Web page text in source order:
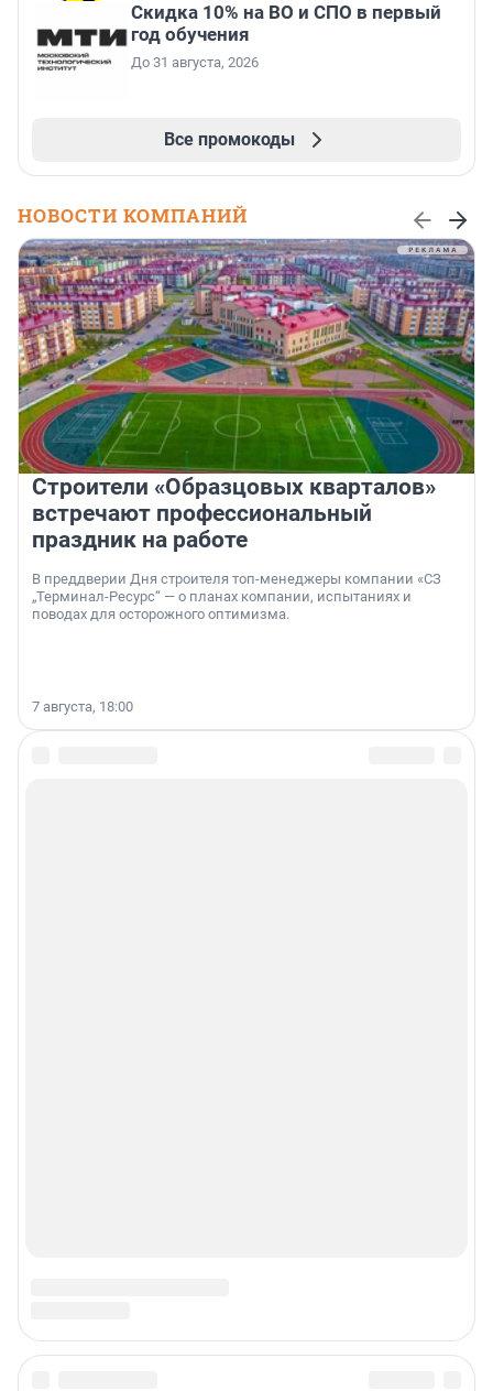
Скидка 10% на ВО и СПО в первый
год обучения
До 31 августа, 2026
Все промокоды
НОВОСТИ КОМПАНИЙ
Строители «Образцовых кварталов»
встречают профессиональный
праздник на работе
В преддверии Дня строителя топ-менеджеры компании «СЗ
„Терминал-Ресурс“ — о планах компании, испытаниях и
поводах для осторожного оптимизма.
7 августа, 18:00